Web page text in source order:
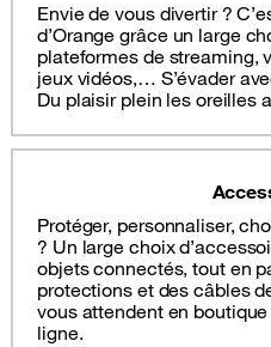
Envie de vous divertir ?
d’Orange grâce un large
plateformes de streaming,
jeux vidéos,… S’évader
Du plaisir plein les oreilles
Protéger, personnaliser,
? Un large choix
objets connectés, tout en
protections et des câbles
vous attendent en
ligne.